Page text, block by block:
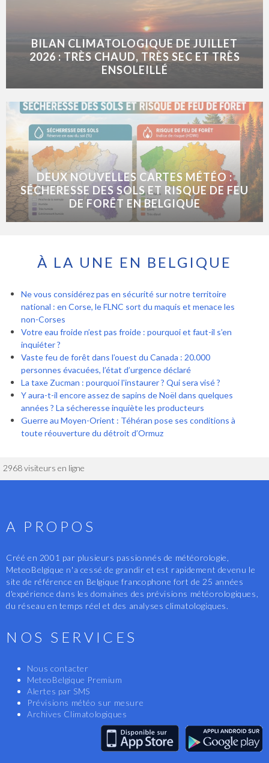
BILAN CLIMATOLOGIQUE DE JUILLET
2026 : TRÈS CHAUD, TRÈS SEC ET TRÈS
ENSOLEILLÉ
DEUX NOUVELLES CARTES MÉTÉO :
SÉCHERESSE DES SOLS ET RISQUE DE FEU
DE FORÊT EN BELGIQUE
À LA UNE EN BELGIQUE
Ne vous considérez pas en sécurité sur notre territoire
national : en Corse, le FLNC sort du maquis et menace les
non-Corses
Votre eau froide n’est pas froide : pourquoi et faut-il s’en
inquiéter ?
Vaste feu de forêt dans l’ouest du Canada : 20.000
personnes évacuées, l’état d’urgence déclaré
La taxe Zucman : pourquoi l'instaurer ? Qui sera visé ?
Y aura-t-il encore assez de sapins de Noël dans quelques
années ? La sécheresse inquiète les producteurs
Guerre au Moyen-Orient : Téhéran pose ses conditions à
toute réouverture du détroit d’Ormuz
2968 visiteurs en ligne
A PROPOS
Créé en 2001 par plusieurs passionnés de météorologie,
MeteoBelgique n'a cessé de grandir et est rapidement devenu le
site de référence en Belgique francophone fort de 25 années
d'expérience dans les domaines des prévisions météorologiques,
du réseau en temps réel et des analyses climatologiques.
NOS SERVICES
Nous contacter
MeteoBelgique Premium
Alertes par SMS
Prévisions météo sur mesure
Archives Climatologiques